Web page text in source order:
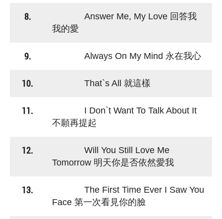
8.
Answer Me, My Love 回答我
我的愛
9. Always On My Mind 永在我心
10. That`s All 就這樣
11.
I Don`t Want To Talk About It
不願再提起
12.
Will You Still Love Me
Tomorrow 明天你是否依然愛我
13.
The First Time Ever I Saw You
Face 第一次看見你的臉